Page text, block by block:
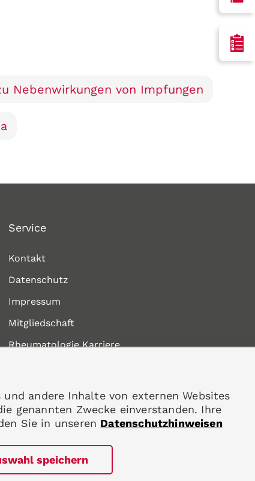
Nebenwirkungen von Impfungen
Service
Kontakt
Datenschutz
Impressum
Mitgliedschaft
Rheumatologie Karriere
andere Inhalte von externen Websites
genannten Zwecke einverstanden. Ihre
Sie in unseren Datenschutzhinweisen
speichern